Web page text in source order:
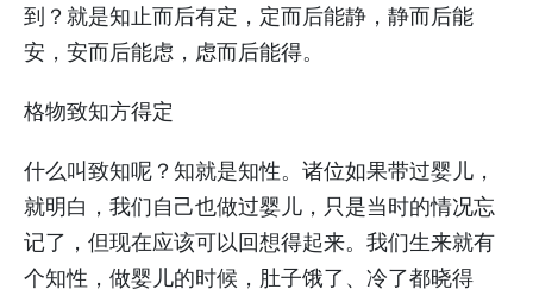
到？就是知止而后有定，定而后能静，静而后能
安，安而后能虑，虑而后能得。
格物致知方得定
什么叫致知呢？知就是知性。诸位如果带过婴儿，
就明白，我们自己也做过婴儿，只是当时的情况忘
记了，但现在应该可以回想得起来。我们生来就有
个知性，做婴儿的时候，肚子饿了、冷了都晓得